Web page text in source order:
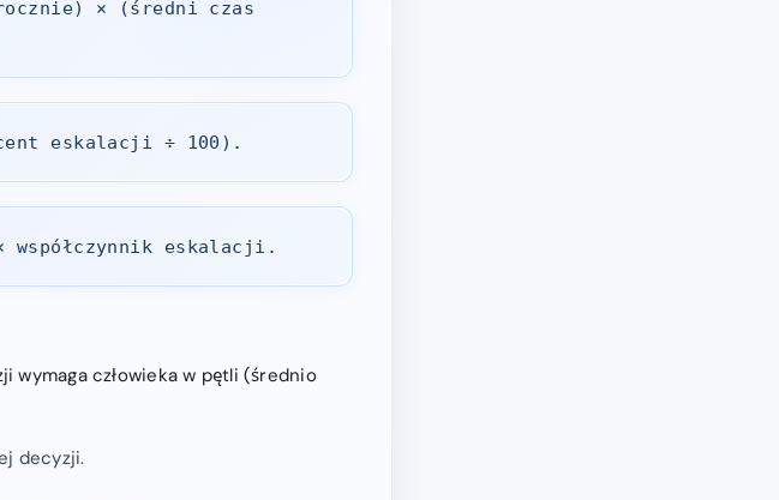
× (średni czas
eskalacji ÷ 100).
współczynnik eskalacji.
człowieka w pętli (średnio
decyzji.